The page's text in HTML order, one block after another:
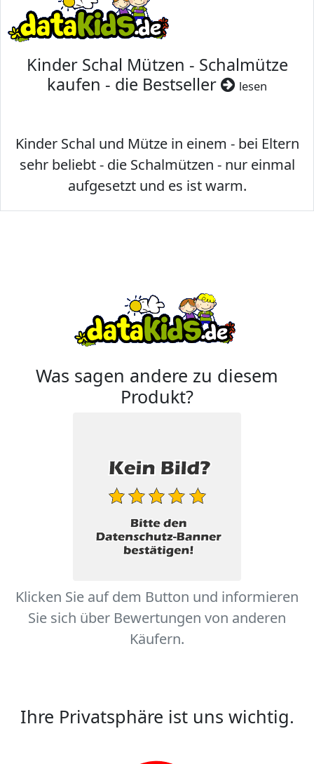
Kinder Schal Mützen - Schalmütze
kaufen - die Bestseller
lesen
Kinder Schal und Mütze in einem - bei Eltern
sehr beliebt - die Schalmützen - nur einmal
aufgesetzt und es ist warm.
Was sagen andere zu diesem
Produkt?
Klicken Sie auf dem Button und informieren
Sie sich über Bewertungen von anderen
Käufern.
Ihre Privatsphäre ist uns wichtig.